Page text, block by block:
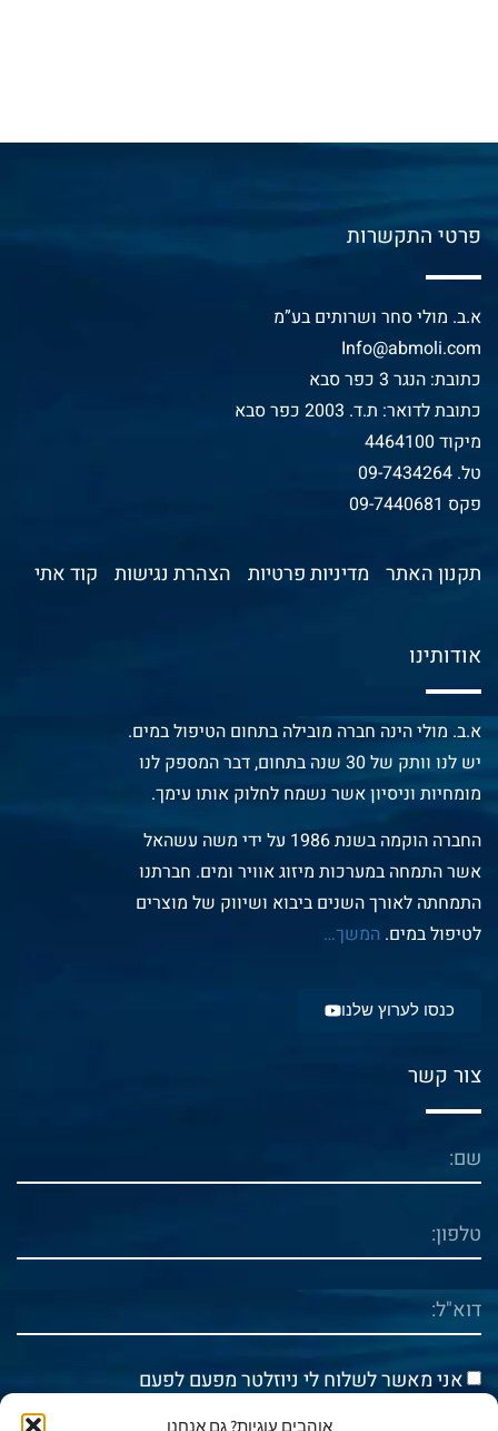
אוהבים עוגיות? גם אנחנו
פרטי התקשרות
א.ב. מולי סחר ושרותים בע”מ
Info@abmoli.com
כתובת: הנגר 3 כפר סבא
כתובת לדואר: ת.ד. 2003 כפר סבא
מיקוד 4464100
טל. 09-7434264
פקס 09-7440681
תקנון האתר מדיניות פרטיות הצהרת נגישות קוד אתי
אודותינו
א.ב. מולי הינה חברה מובילה בתחום הטיפול במים.
יש לנו וותק של 30 שנה בתחום, דבר המספק לנו
מומחיות וניסיון אשר נשמח לחלוק אותו עימך.
החברה הוקמה בשנת 1986 על ידי משה עשהאל
אשר התמחה במערכות מיזוג אוויר ומים. חברתנו
התמחתה לאורך השנים ביבוא ושיווק של מוצרים
לטיפול במים. המשך…
כנסו לערוץ שלנו
צור קשר
אני מאשר לשלוח לי ניוזלטר מפעם לפעם